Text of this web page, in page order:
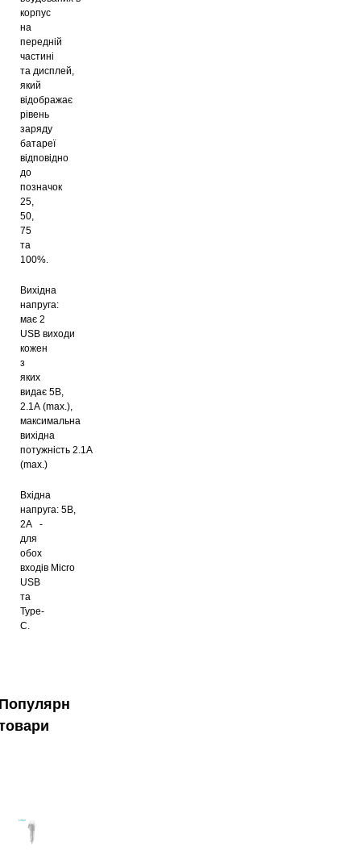
корпус
на
передній
частині
та дисплей,
який
відображає
рівень
заряду
батареї
відповідно
до
позначок
25,
50,
75
та
100%.
Вихідна
напруга:
має 2
USB виходи
кожен
з
яких
видає 5В,
2.1А (max.),
максимальна
вихідна
потужність 2.1А
(max.)
Вхідна
напруга: 5В,
2А -
для
обох
входів Micro
USB
та
Type-
C.